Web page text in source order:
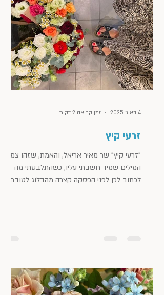
זרעי קיץ
"זרעי קיץ" שר מאיר אריאל, והאמת, שזהו צמד
המילים שמיד חשבתי עליו, כשהתלבטתי מה
לכתוב לכן לפני הפסקה קצרה מהבלוג לטובת
דלתות הוא בלוג לייף-סטייל, אימון ואסתטיקה:
שפגשתי, מקומות שווים שביקרתי בהם ודברים
יפים, נעימים וטעימים ליהנות מהם.
4 באוג׳ 2025 זמן קריאה 2 דקות